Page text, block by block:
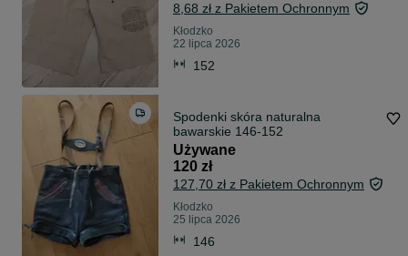
8,68 zł z Pakietem Ochronnym
Kłodzko
22 lipca 2026
152
Spodenki skóra naturalna
bawarskie 146-152
Używane
120 zł
127,70 zł z Pakietem Ochronnym
Kłodzko
25 lipca 2026
146